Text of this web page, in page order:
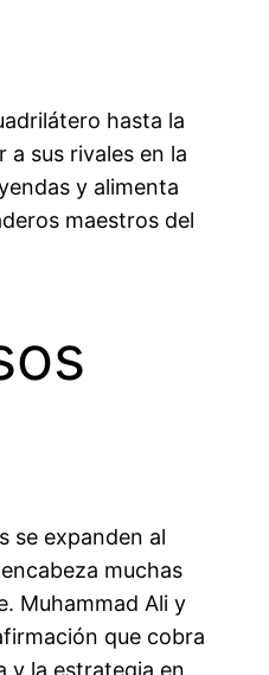
hasta la
sus rivales en la
y alimenta
maestros del
se expanden al
muchas
Muhammad Ali y
que cobra
y la estrategia en